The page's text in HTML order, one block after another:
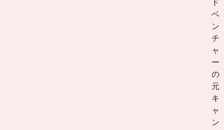
ド
ベ
ン
チ
ャ
ー
の
元
キ
ャ
ン